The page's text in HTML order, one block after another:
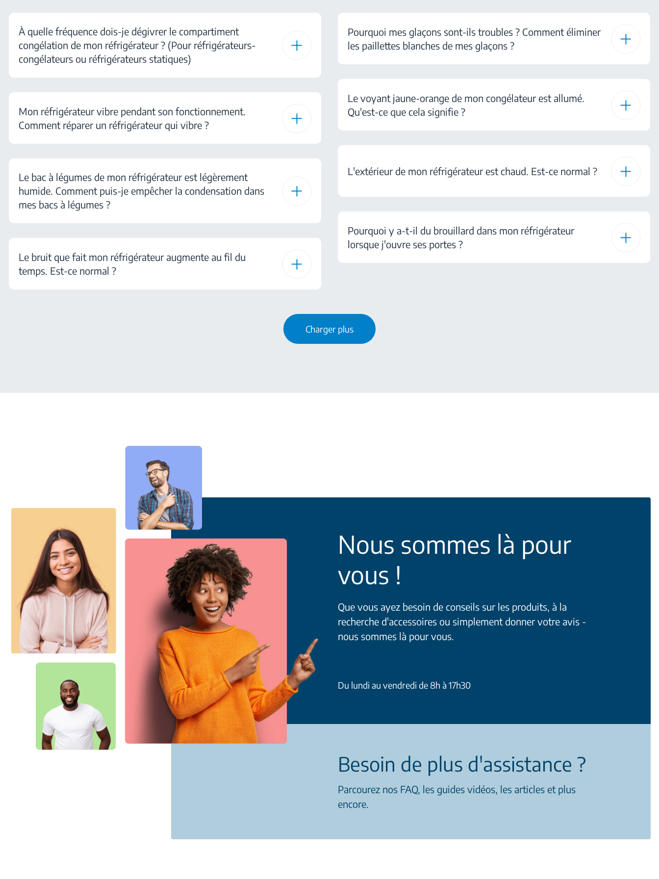
À quelle fréquence dois-je dégivrer le compartiment
congélation de mon réfrigérateur ? (Pour réfrigérateurs-
congélateurs ou réfrigérateurs statiques)
Mon réfrigérateur vibre pendant son fonctionnement.
Comment réparer un réfrigérateur qui vibre ?
Le bac à légumes de mon réfrigérateur est légèrement
humide. Comment puis-je empêcher la condensation dans
mes bacs à légumes ?
Le bruit que fait mon réfrigérateur augmente au fil du
temps. Est-ce normal ?
Pourquoi mes glaçons sont-ils troubles ? Comment éliminer
les paillettes blanches de mes glaçons ?
Le voyant jaune-orange de mon congélateur est allumé.
Qu'est-ce que cela signifie ?
L'extérieur de mon réfrigérateur est chaud. Est-ce normal ?
Pourquoi y a-t-il du brouillard dans mon réfrigérateur
lorsque j'ouvre ses portes ?
Charger plus
Nous sommes là pour
vous !
Que vous ayez besoin de conseils sur les produits, à la
recherche d'accessoires ou simplement donner votre avis -
nous sommes là pour vous.
Du lundi au vendredi de 8h à 17h30
Besoin de plus d'assistance ?
Parcourez nos FAQ, les guides vidéos, les articles et plus
encore.